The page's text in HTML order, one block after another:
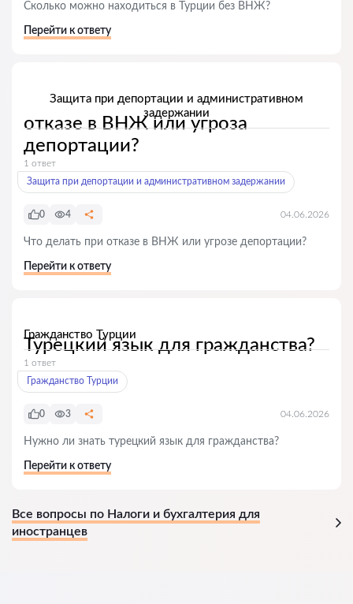
Сколько можно находиться в Турции без ВНЖ?
Перейти к ответу
Защита при депортации и административном
задержании
отказе в ВНЖ или угроза
депортации?
1 ответ
Защита при депортации и административном задержании
0 4 04.06.2026
Что делать при отказе в ВНЖ или угрозе депортации?
Перейти к ответу
Гражданство Турции
Турецкий язык для гражданства?
1 ответ
Гражданство Турции
0 3 04.06.2026
Нужно ли знать турецкий язык для гражданства?
Перейти к ответу
Все вопросы по Налоги и бухгалтерия для
иностранцев